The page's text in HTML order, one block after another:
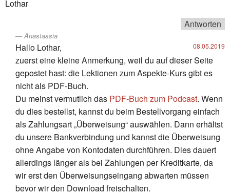
Lothar
Antworten
Anastassia
08.05.2019
Hallo Lothar,
zuerst eine kleine Anmerkung, weil du auf dieser Seite
gepostet hast: die Lektionen zum Aspekte-Kurs gibt es
nicht als PDF-Buch.
Du meinst vermutlich das PDF-Buch zum Podcast. Wenn
du dies bestellst, kannst du beim Bestellvorgang einfach
als Zahlungsart „Überweisung“ auswählen. Dann erhältst
du unsere Bankverbindung und kannst die Überweisung
ohne Angabe von Kontodaten durchführen. Dies dauert
allerdings länger als bei Zahlungen per Kreditkarte, da
wir erst den Überweisungseingang abwarten müssen
bevor wir den Download freischalten.